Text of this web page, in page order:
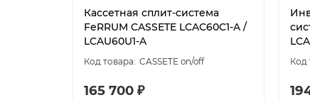
Кассетная сплит-система
FeRRUM CASSETE LCAC60C1-A /
LCAU60U1-A
CASSETE on/off
165 700 ₽